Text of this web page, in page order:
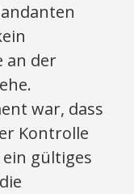
an der
war, dass
Kontrolle
gültiges